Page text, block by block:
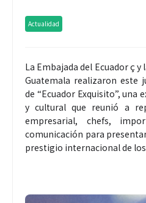
Actualidad
La Embajada del Ecuador ç
Guatemala realizaron este
de “Ecuador Exquisito”,
y cultural que reunió a
empresarial, chefs,
comunicación para
prestigio internacional de